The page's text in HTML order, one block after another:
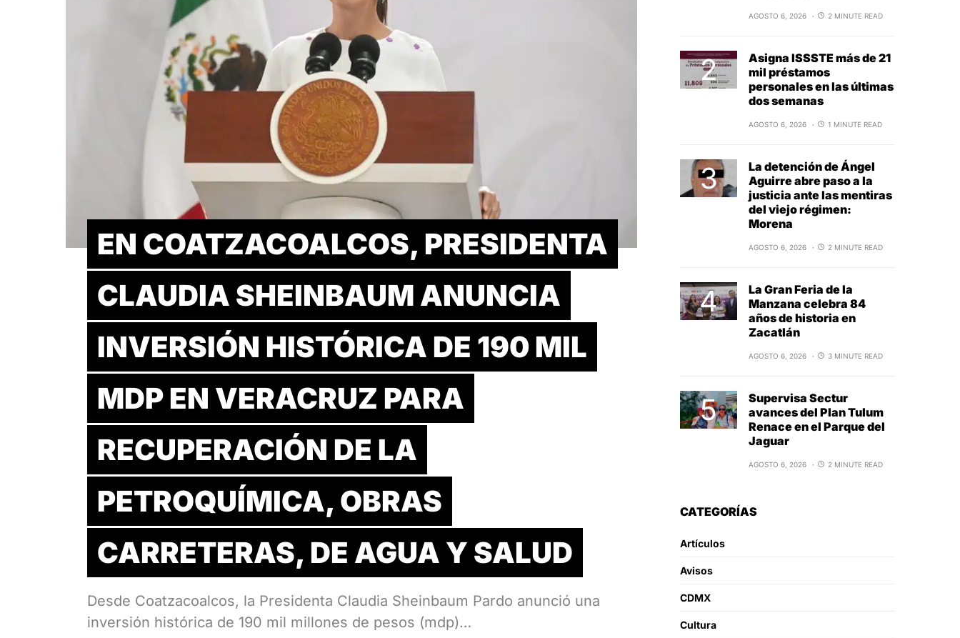
EN COATZACOALCOS, PRESIDENTA
CLAUDIA SHEINBAUM ANUNCIA
INVERSIÓN HISTÓRICA DE 190 MIL
MDP EN VERACRUZ PARA
RECUPERACIÓN DE LA
PETROQUÍMICA, OBRAS
CARRETERAS, DE AGUA Y SALUD
Desde Coatzacoalcos, la Presidenta Claudia Sheinbaum Pardo anunció una
inversión histórica de 190 mil millones de pesos (mdp)…
AGOSTO 6, 2026 2 MINUTE READ
Asigna ISSSTE más de 21
mil préstamos
personales en las últimas
dos semanas
AGOSTO 6, 2026 1 MINUTE READ
La detención de Ángel
Aguirre abre paso a la
justicia ante las mentiras
del viejo régimen:
Morena
AGOSTO 6, 2026 2 MINUTE READ
La Gran Feria de la
Manzana celebra 84
años de historia en
Zacatlán
AGOSTO 6, 2026 3 MINUTE READ
Supervisa Sectur
avances del Plan Tulum
Renace en el Parque del
Jaguar
AGOSTO 6, 2026 2 MINUTE READ
CATEGORÍAS
Artículos
Avisos
CDMX
Cultura